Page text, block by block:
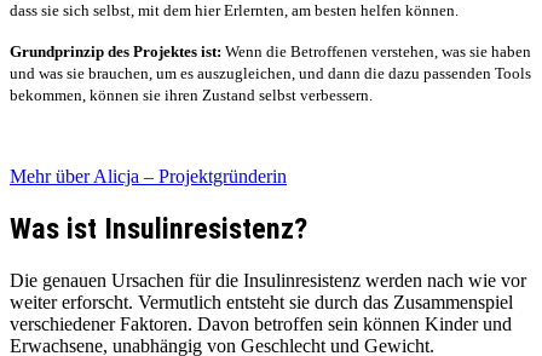
dass sie sich selbst, mit dem hier Erlernten, am besten helfen können.
Grundprinzip des Projektes ist: Wenn die Betroffenen verstehen, was sie haben
und was sie brauchen, um es auszugleichen, und dann die dazu passenden Tools
bekommen, können sie ihren Zustand selbst verbessern.
Mehr über Alicja – Projektgründerin
Was ist Insulinresistenz?
Die genauen Ursachen für die Insulinresistenz werden nach wie vor
weiter erforscht. Vermutlich entsteht sie durch das Zusammenspiel
verschiedener Faktoren. Davon betroffen sein können Kinder und
Erwachsene, unabhängig von Geschlecht und Gewicht.